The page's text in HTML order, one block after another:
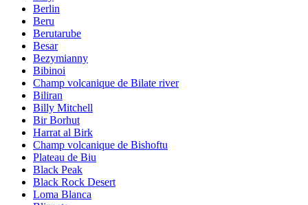
Berlin
Beru
Berutarube
Besar
Bezymianny
Bibinoi
Champ volcanique de Bilate river
Biliran
Billy Mitchell
Bir Borhut
Harrat al Birk
Champ volcanique de Bishoftu
Plateau de Biu
Black Peak
Black Rock Desert
Loma Blanca